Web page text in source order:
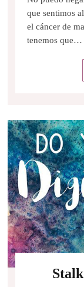
que sentimos
el cáncer de
tenemos que…